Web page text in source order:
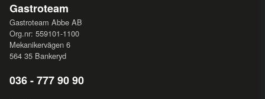
Gastroteam
Gastroteam Abbe AB
Org.nr: 559101-1100
Mekanikervägen 6
564 35 Bankeryd
036 - 777 90 90